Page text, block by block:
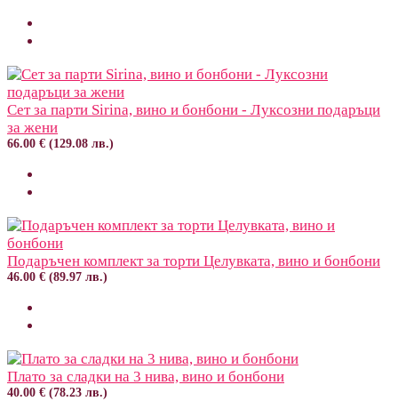
Сет за парти Sirina, вино и бонбони - Луксозни подаръци
за жени
66.00 € (129.08 лв.)
Подаръчен комплект за торти Целувката, вино и бонбони
46.00 € (89.97 лв.)
Плато за сладки на 3 нива, вино и бонбони
40.00 € (78.23 лв.)